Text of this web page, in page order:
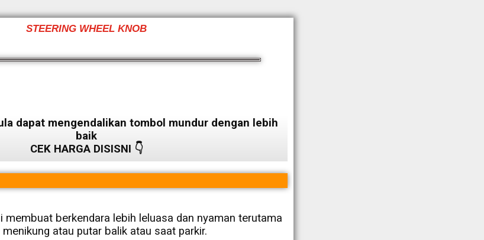
STEERING WHEEL KNOB
dapat mengendalikan tombol mundur dengan lebih
baik
CEK HARGA DISISNI 👇
membuat berkendara lebih leluasa dan nyaman terutama
menikung atau putar balik atau saat parkir.